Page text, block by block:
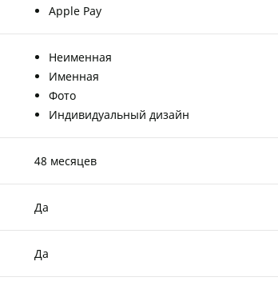
Apple Pay
Неименная
Именная
Фото
Индивидуальный дизайн
48 месяцев
Да
Да